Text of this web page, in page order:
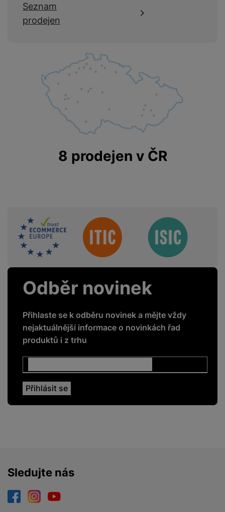
Seznam
prodejen
8 prodejen v ČR
Sdružení
Odběr novinek
Přihlaste se k odběru novinek a mějte vždy
nejaktuálnější informace o novinkách řad
produktů i z trhu
Sledujte nás